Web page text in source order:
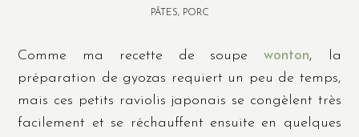
PÂTES, PORC
Comme ma recette de soupe wonton, la
préparation de gyozas requiert un peu de temps,
mais ces petits raviolis japonais se congèlent très
facilement et se réchauffent ensuite en quelques